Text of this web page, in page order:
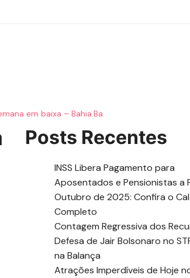
em baixa – Bahia.Ba
Posts Recentes
INSS Libera Pagamento para
Aposentados e Pensionistas a
Outubro de 2025: Confira o
Completo
Contagem Regressiva dos
Defesa de Jair Bolsonaro no
na Balança
Atrações Imperdíveis de Hoje